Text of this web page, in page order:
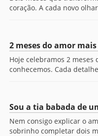
coração. A cada novo
2 meses do amor
Hoje celebramos 2
conhecemos. Cada
Sou a tia babada de
Nem consigo explicar o
sobrinho completar dois